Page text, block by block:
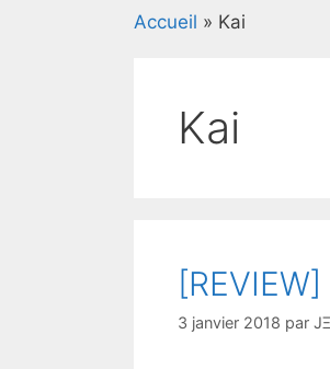
Accueil » Kai
Kai
3 janvier 2018 par